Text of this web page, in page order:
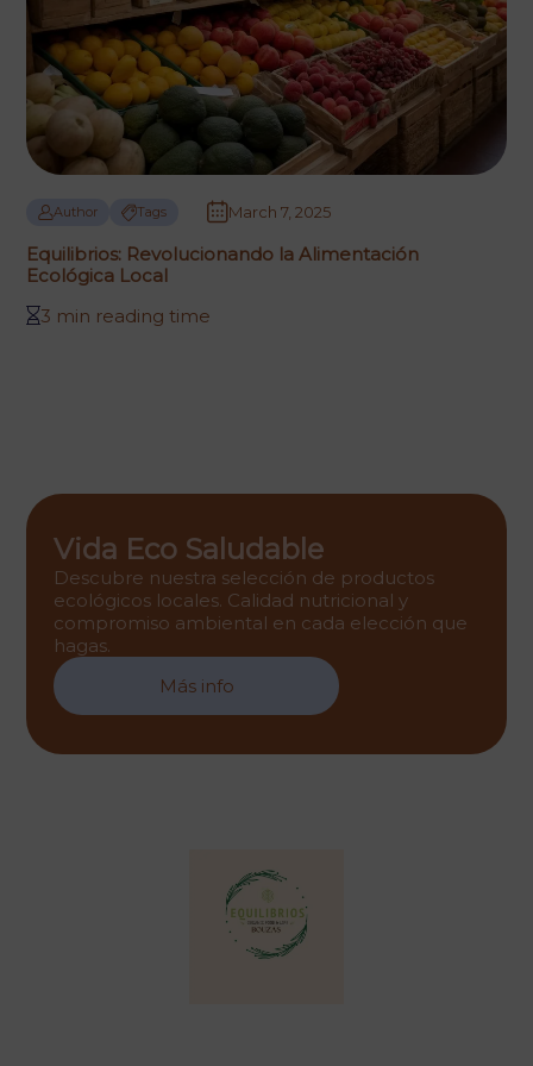
Author Tags March 7, 2025
Equilibrios: Revolucionando la Alimentación
Ecológica Local
3 min reading time
Vida Eco Saludable
Descubre nuestra selección de productos
ecológicos locales. Calidad nutricional y
compromiso ambiental en cada elección que
hagas.
Más info